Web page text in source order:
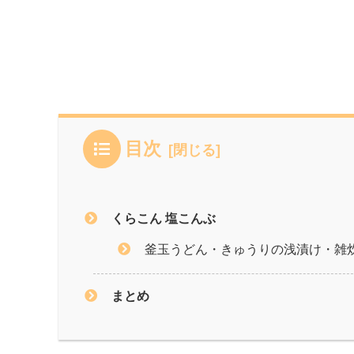
目次
くらこん 塩こんぶ
釜玉うどん・きゅうりの浅漬け・雑
まとめ